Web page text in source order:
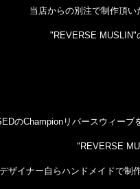
当店からの別注で制作頂い
"REVERSE MUSLIN"
のChampionリバースウィーブ
"REVERSE
デザイナー自らハンドメイドで制